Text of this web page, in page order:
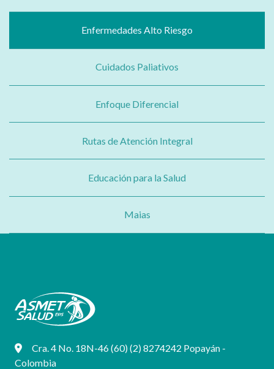
Enfermedades Alto Riesgo
Cuidados Paliativos
Enfoque Diferencial
Rutas de Atención Integral
Educación para la Salud
Maias
Cra. 4 No. 18N-46 (60) (2) 8274242 Popayán -
Colombia